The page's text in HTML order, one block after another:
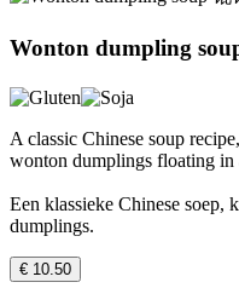
Wonton dumpling
A classic Chinese soup
wonton dumplings floating
Een klassieke Chinese
dumplings.
€ 10.50